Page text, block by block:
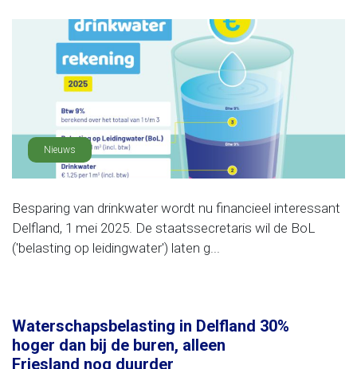
Nieuws
Besparing van drinkwater wordt nu financieel interessant
Delfland, 1 mei 2025. De staatssecretaris wil de BoL
('belasting op leidingwater') laten g...
Waterschapsbelasting in Delfland 30%
hoger dan bij de buren, alleen
Friesland nog duurder